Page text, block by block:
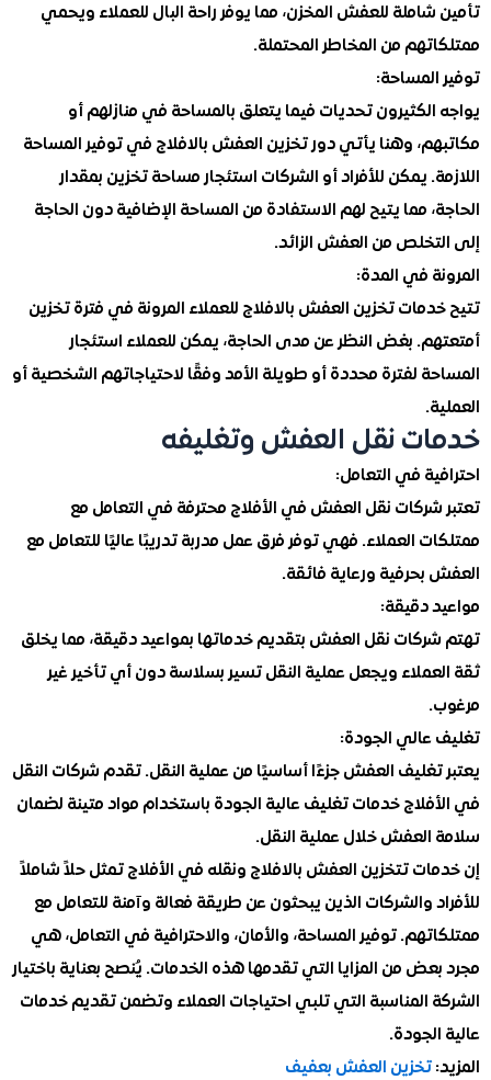
للعفش المخزن، مما يوفر راحة البال للعملاء ويحمي
من المخاطر المحتملة.
تحديات فيما يتعلق بالمساحة في منازلهم أو
وهنا يأتي دور تخزين العفش بالافلاج في توفير المساحة
يمكن للأفراد أو الشركات استئجار مساحة تخزين بمقدار
مما يتيح لهم الاستفادة من المساحة الإضافية دون الحاجة
من العفش الزائد.
في المدة:
تخزين العفش بالافلاج للعملاء المرونة في فترة تخزين
بغض النظر عن مدى الحاجة، يمكن للعملاء استئجار
لفترة محددة أو طويلة الأمد وفقًا لاحتياجاتهم الشخصية أو
نقل العفش وتغليفه
في التعامل:
نقل العفش في الأفلاج محترفة في التعامل مع
العملاء. فهي توفر فرق عمل مدربة تدريبًا عاليًا للتعامل مع
ورعاية فائقة.
دقيقة:
نقل العفش بتقديم خدماتها بمواعيد دقيقة، مما يخلق
ويجعل عملية النقل تسير بسلاسة دون أي تأخير غير
الجودة:
العفش جزءًا أساسيًا من عملية النقل. تقدم شركات النقل
خدمات تغليف عالية الجودة باستخدام مواد متينة لضمان
خلال عملية النقل.
تتخزين العفش بالافلاج ونقله في الأفلاج تمثل حلاً شاملاً
والشركات الذين يبحثون عن طريقة فعالة وآمنة للتعامل مع
توفير المساحة، والأمان، والاحترافية في التعامل، هي
من المزايا التي تقدمها هذه الخدمات. يُنصح بعناية باختيار
المناسبة التي تلبي احتياجات العملاء وتضمن تقديم خدمات
تخزين العفش بعفيف